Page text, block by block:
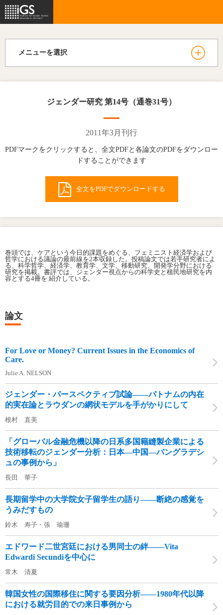
メニューを選択
ジェンダー研究 第14号（通巻31号）
2011年3月刊行
PDFマークをクリックすると、全文PDFと各論文のPDFをダウンロー
ドすることができます
全文をPDFでダウンロードする
巻頭では、ケアという今日的課題をめぐる、フェミニスト経済学および
哲学における議論の最前線を2本収録した。投稿論文では若手研究者によ
る、科学哲学、経済学、教育学、文学、移動研究、開発学分野における
研究を掲載。書評では、ジェンダー視点からの科学史と植民地研究を内
容とする4冊を 紹介している。
論文
For Love or Money? Current Issues in the Economics of
Care.
Julie A. NELSON
ジェンダー・パースペクティブ試論――パトナムの内在
的実在論とラウダンの網状モデルを手がかりにして
根村 直美
「グローバル金融危機以降の日系多国籍縫製企業による
技術移転のジェンダー分析：日本―中国―バングラデシ
ュの事例から」
長田 華子
長期留学中の大学院女子留学生の語り――断絶の感覚を
うみだすもの
鈴木 寿子・張 瑜珊
エドワード二世宮廷における男同士の絆――Vita
Edwardi Secundiを中心に
常木 清夏
韓国女性の国際移住に関する要因分析――1980年代以降
における就労目的での来日事例から